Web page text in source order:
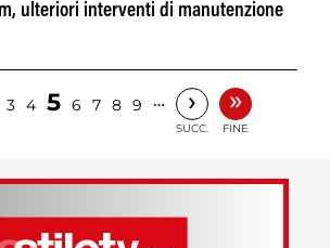
ulteriori interventi di manutenzione
3 4 5 6 7 8 9 … ›
SUCC.
»
FINE